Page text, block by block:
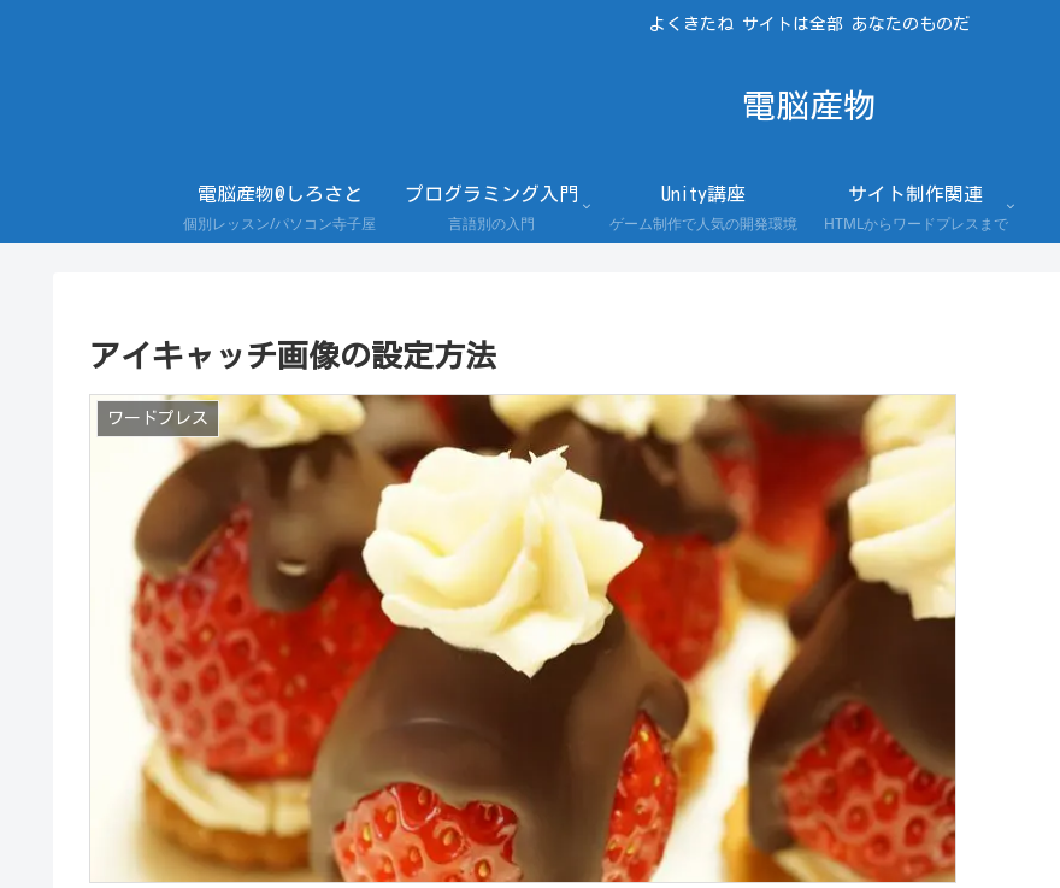
よくきたね サイトは全部 あなたのものだ
電脳産物
電脳産物@しろさと
個別レッスン/パソコン寺子屋
プログラミング入門
言語別の入門
Unity講座
ゲーム制作で人気の開発環境
サイト制作関連
HTMLからワードプレスまで
アイキャッチ画像の設定方法
ワードプレス